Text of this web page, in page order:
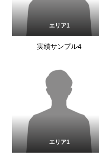
エリア1
実績サンプル4
エリア1